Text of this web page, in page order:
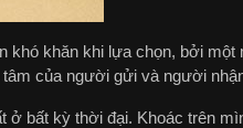
khăn khi lựa chọn, bởi một
của người gửi và người
ở bất kỳ thời đại. Khoác trên